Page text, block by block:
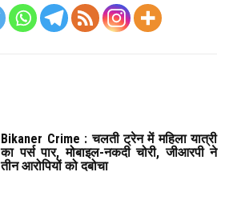
Bikaner Crime : चलती ट्रेन में महिला यात्री
का पर्स पार, मोबाइल-नकदी चोरी, जीआरपी ने
तीन आरोपियों को दबोचा